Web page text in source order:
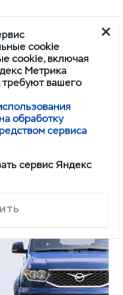
cookie
cookie, включая
Метрика
вашего
обработку
сервиса
сервис Яндекс